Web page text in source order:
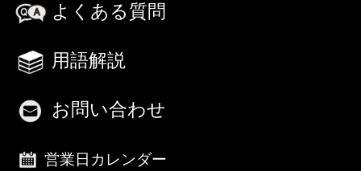
よくある質問
用語解説
お問い合わせ
営業日カレンダー